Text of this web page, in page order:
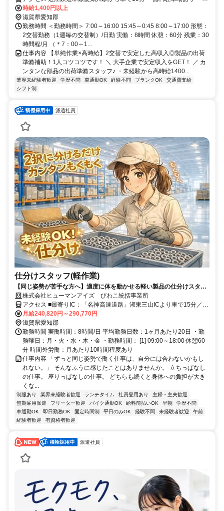
車・バイク・自転車通勤OK
時給1,400円以上
滋賀県愛知郡
勤務時間 ＜勤務時間＞ 7:00～16:00 15:45～0:45 8:00～17:00 形態：
2交替勤務（1週毎の交替制）/日勤 実働：8時間 休憩：60分 残業：30
時間程/月 （＊7：00～1...
仕事内容 【単純作業×高時給】2交替で安定した高収入◎製品の出荷
準備補助！1人コツコツです！ ＼ 大手企業で安定収入をGET！ ／ カ
ンタンな部品の出荷準備スタッフ♪ ・未経験から高時給1400...
業界未経験者歓迎 学歴不問 車通勤OK 経験不問 ブランクOK
交通費支給
シフト制
派遣社員
仕分けスタッフ(軽作業)
【同じ姿勢が苦手な方へ】適度に体を動かせる軽い製品の仕分けスタッ
フ｜日勤のみ×土日祝休み×未経験歓迎
株式会社ヒューマンアイズ びわこ統括事業所
アクセス ■最寄りIC：「名神高速道路」湖東三山ICより車で15分／八
日市ICより車で30分 ■最寄り駅：近江鉄道「愛知川駅」から車5分
月給240,820円～290,770円
滋賀県愛知郡
勤務時間 実働時間：8時間/日 平均勤務日数：1ヶ月あたり20日 ・勤
務曜日：月・火・水・木・金 ・勤務時間： [1] 09:00～18:00 休憩60
分 時間外労働：月あたり10時間程度あり
仕事内容 「ずっと同じ姿勢で働く仕事は、自分には合わないかもし
れない。」 そんなふうに感じたことはありませんか。 立ちっぱなし
の仕事。 座りっぱなしの仕事。 どちらも続くと身体への負担が大き
くな...
制服あり 業界未経験者歓迎 ランチタイム 社員登用あり
主婦・主夫歓迎
無期雇用派遣
フリーター歓迎 バイク通勤OK 給料前払いOK 早朝
学歴不問
車通勤OK
即日勤務OK 固定時間制 平日のみOK 経験不問 未経験者歓迎
午前
経験者歓迎
有資格者歓迎
派遣社員